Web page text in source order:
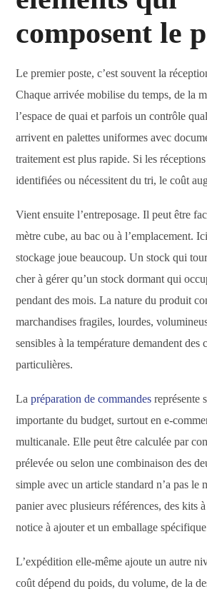
composent le
Le premier poste, c’est souvent la
Chaque arrivée mobilise du temps, de la
l’espace de quai et parfois un contrôle
arrivent en palettes uniformes avec
traitement est plus rapide. Si les
identifiées ou nécessitent du tri, le coût
Vient ensuite l’entreposage. Il peut être
mètre cube, au bac ou à l’emplacement.
stockage joue beaucoup. Un stock qui
cher à gérer qu’un stock dormant qui
pendant des mois. La nature du produit
marchandises fragiles, lourdes,
sensibles à la température demandent des
particulières.
Lapréparation de commandes représente
importante du budget, surtout en e-
multicanale. Elle peut être calculée par
prélevée ou selon une combinaison des
simple avec un article standard n’a pas le
panier avec plusieurs références, des kits
notice à ajouter et un emballage
L’expédition elle-même ajoute un autre
coût dépend du poids, du volume, de la